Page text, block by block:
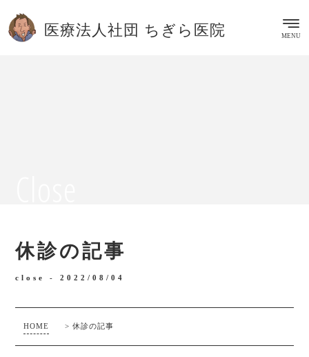
医療法人社団 ちぎら医院 MENU
休診の記事
close -2022/08/04
HOME >休診の記事